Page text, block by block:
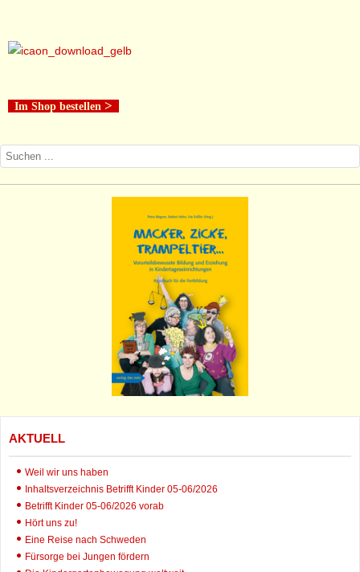
Im Shop bestellen >
AKTUELL
Weil wir uns haben
Inhaltsverzeichnis Betrifft Kinder 05-06/2026
Betrifft Kinder 05-06/2026 vorab
Hört uns zu!
Eine Reise nach Schweden
Fürsorge bei Jungen fördern